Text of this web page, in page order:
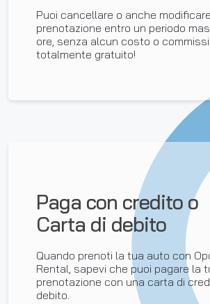
Puoi cancellare o anche
prenotazione entro un periodo
ore, senza alcun costo o
totalmente gratuito!
Paga con credito o
Carta di debito
Quando prenoti la tua auto con
Rental, sapevi che puoi pagare la
prenotazione con una carta di
debito.